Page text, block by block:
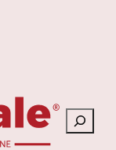
Cerca